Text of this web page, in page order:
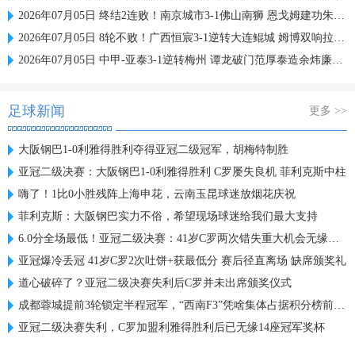
2026年07月05日 终结2连败！南京城市3-1佛山南狮 恩戈姆建功朱启文双响
2026年07月05日 8轮不败！广西恒宸3-1逆转大连鲲城 姆博双响拉普辛造两球+失点
2026年07月05日 中甲-亚泰3-1逆转梅州 谭龙破门范厚泰造余炜廉乌龙 梅州仍旧垫底
足球新闻 更多 >>
大阪钢巴1-0利雅得胜利夺得亚冠二级冠军，胡梅特制胜
亚冠二级决赛：大阪钢巴1-0利雅得胜利 C罗屡失良机 菲利克斯中柱
嗨了！1比0小胜残阵上海申花，云南玉昆球迷放烟花庆祝
菲利克斯：大阪钢巴实力不俗，希望现场球迷给我们最大支持
6.0分全场最低！亚冠二级决赛：41岁C罗两次错失重大机会无缘首冠
亚冠爆冷丢冠 41岁C罗2次吐饼+获最低分 赛后径直离场 缺席颁奖礼
道心破碎了？亚冠二级决赛失利后C罗并未出席颁奖仪式
成都蓉城提前3轮锁定半程冠军，“西南F3”凭啥集体占据积分榜前三？
亚冠二级决赛失利，C罗加盟利雅得胜利后已无缘14座冠军奖杯